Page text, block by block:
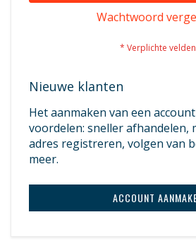
Wachtwoord
Nieuwe klanten
Het aanmaken van een
voordelen: sneller afhandelen,
adres registreren, volgen van
meer.
ACCOUNT